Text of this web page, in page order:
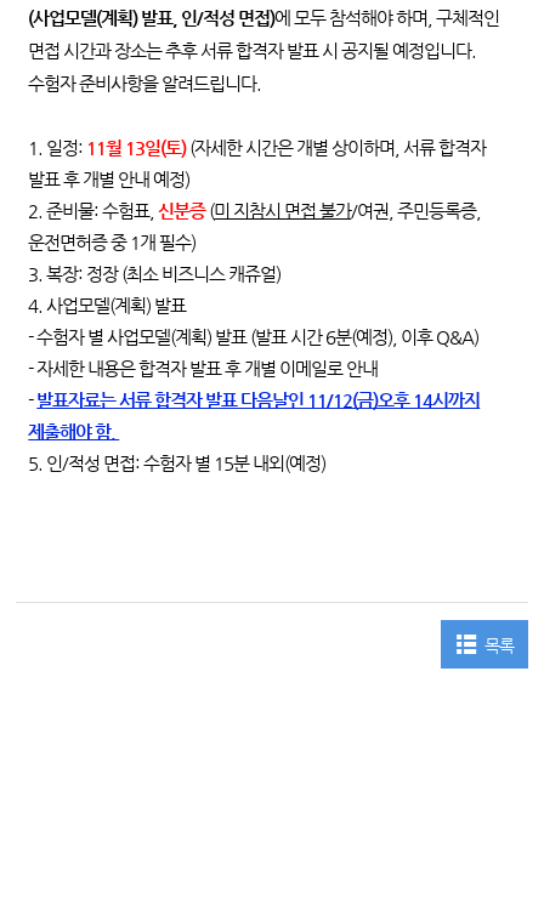
(사업모델(계획) 발표, 인/적성 면접)에 모두 참석해야 하며, 구체적인
면접 시간과 장소는 추후 서류 합격자 발표 시 공지될 예정입니다.
수험자 준비사항을 알려드립니다.
1. 일정: 11월 13일(토)(자세한 시간은 개별 상이하며, 서류 합격자
발표 후 개별 안내 예정)
2. 준비물: 수험표,신분증(미 지참시 면접 불가/여권, 주민등록증,
운전면허증 중 1개 필수)
3. 복장: 정장 (최소 비즈니스 캐쥬얼)
4. 사업모델(계획) 발표
- 수험자 별 사업모델(계획) 발표 (발표 시간 6분(예정), 이후 Q&A)
- 자세한 내용은 합격자 발표 후 개별 이메일로 안내
-발표자료는 서류 합격자 발표 다음날인 11/12(금)오후 14시까지
제출해야 함.
5. 인/적성 면접: 수험자 별 15분 내외(예정)
목록